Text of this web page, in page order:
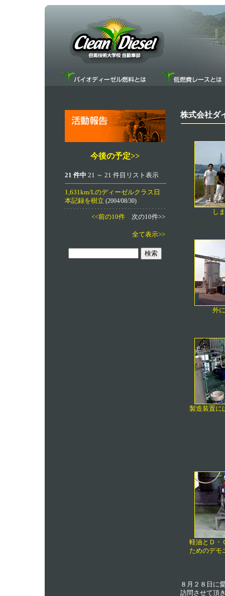
今後の予定>>
21 件中 21 ～ 21 件目リスト表示
1,631km/Lのディーゼルクラス日
本記録を樹立 (2004/08/30)
<<前の10件次の10件>>
全て表示>>
株式会社ダ
し
外
製造装置に
軽油とＤ・
ためのデモ
８月２８日に
訪問させて頂